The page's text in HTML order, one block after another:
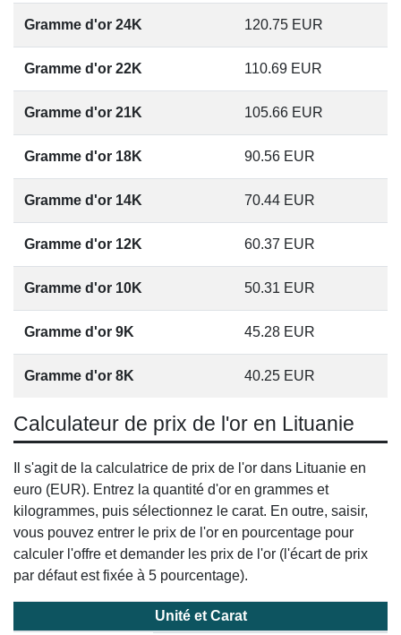
Gramme d'or 24K 120.75 EUR
Gramme d'or 22K 110.69 EUR
Gramme d'or 21K 105.66 EUR
Gramme d'or 18K 90.56 EUR
Gramme d'or 14K 70.44 EUR
Gramme d'or 12K 60.37 EUR
Gramme d'or 10K 50.31 EUR
Gramme d'or 9K 45.28 EUR
Gramme d'or 8K 40.25 EUR
Calculateur de prix de l'or en Lituanie
Il s'agit de la calculatrice de prix de l'or dans Lituanie en
euro (EUR). Entrez la quantité d'or en grammes et
kilogrammes, puis sélectionnez le carat. En outre, saisir,
vous pouvez entrer le prix de l'or en pourcentage pour
calculer l'offre et demander les prix de l'or (l'écart de prix
par défaut est fixée à 5 pourcentage).
Unité et Carat